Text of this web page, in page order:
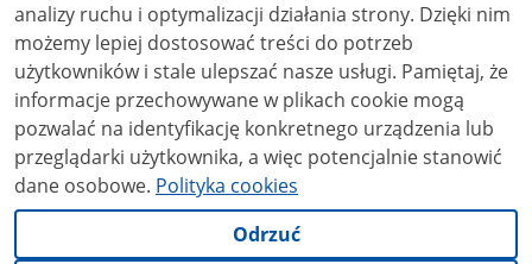
analizy ruchu i optymalizacji działania strony. Dzięki nim
możemy lepiej dostosować treści do potrzeb
użytkowników i stale ulepszać nasze usługi. Pamiętaj, że
informacje przechowywane w plikach cookie mogą
pozwalać na identyfikację konkretnego urządzenia lub
przeglądarki użytkownika, a więc potencjalnie stanowić
dane osobowe. Polityka cookies
Odrzuć